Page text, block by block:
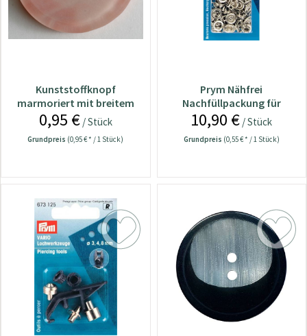
Kunststoffknopf
marmoriert mit breitem
Rand, 2 Loch - Größe
0,95 €/ Stück
Grundpreis (0,95 € * / 1 Stück)
Prym Nähfrei
Nachfüllpackung für
Zackenring 10 mm / 20
Stück Nr. 390106
10,90 € / Stück
Grundpreis (0,55 € * / 1 Stück)